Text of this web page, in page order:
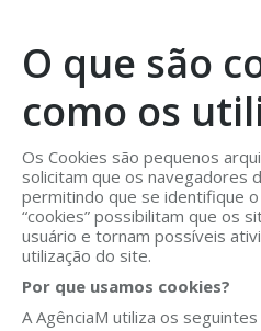
O que são
como os
Os Cookies são pequenos
solicitam que os navegadores
permitindo que se identifique
“cookies” possibilitam que os
usuário e tornam possíveis
utilização do site.
Por que usamos cookies?
A AgênciaM utiliza os